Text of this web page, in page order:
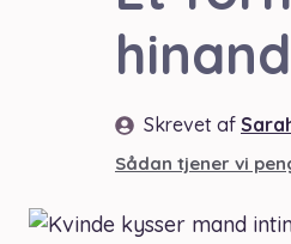
Skrevet af
Sådan tjener vi